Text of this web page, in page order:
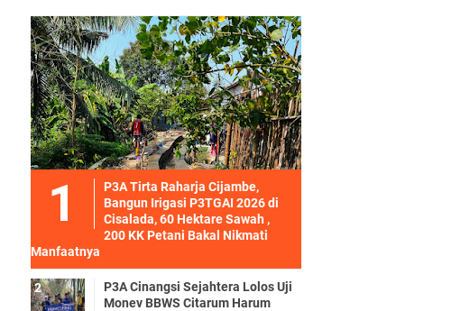
P3A Tirta Raharja Cijambe,
Bangun Irigasi P3TGAI 2026 di
Cisalada, 60 Hektare Sawah ,
200 KK Petani Bakal Nikmati
Manfaatnya
P3A Cinangsi Sejahtera Lolos Uji
Monev BBWS Citarum Harum